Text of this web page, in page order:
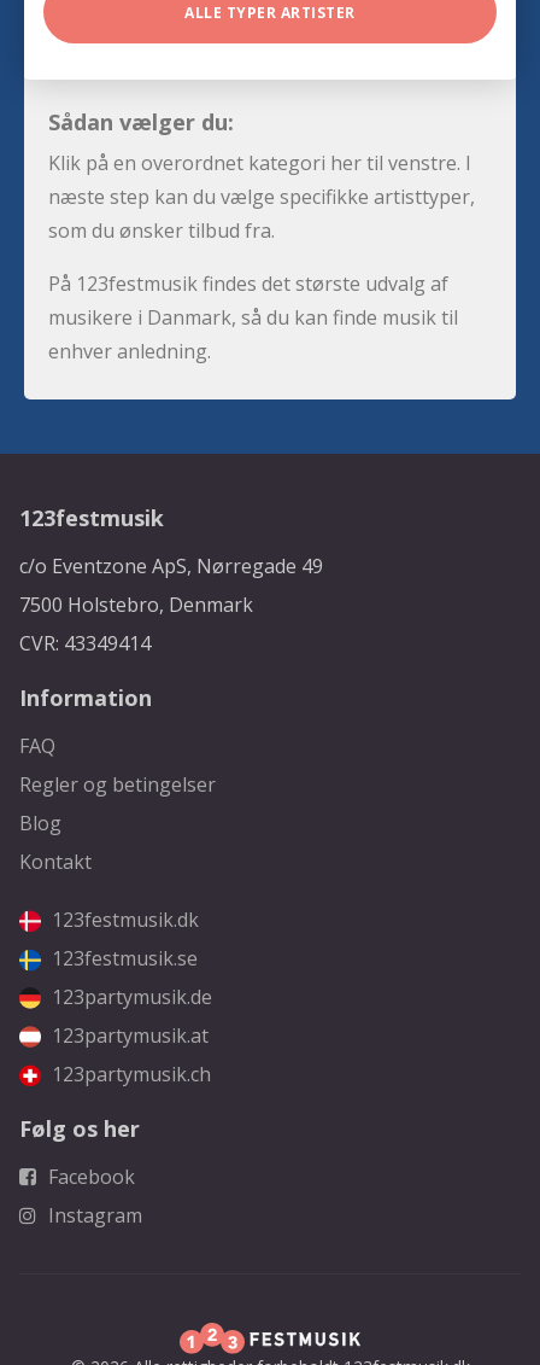
ALLE TYPER ARTISTER
Sådan vælger du:
Klik på en overordnet kategori her til venstre. I
næste step kan du vælge specifikke artisttyper,
som du ønsker tilbud fra.
På 123festmusik findes det største udvalg af
musikere i Danmark, så du kan finde musik til
enhver anledning.
123festmusik
c/o Eventzone ApS, Nørregade 49
7500 Holstebro, Denmark
CVR: 43349414
Information
FAQ
Regler og betingelser
Blog
Kontakt
123festmusik.dk
123festmusik.se
123partymusik.de
123partymusik.at
123partymusik.ch
Følg os her
Facebook
Instagram